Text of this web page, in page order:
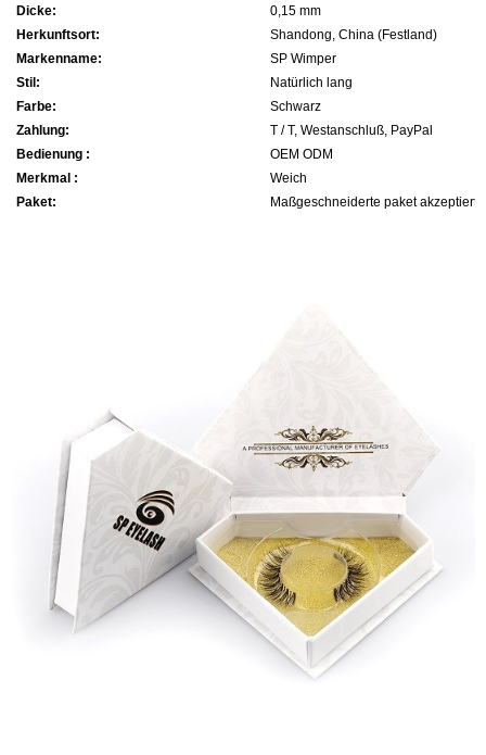
Dicke:
0,15 mm
Herkunftsort:
Shandong, China (Festland)
Markenname:
SP Wimper
Stil:
Natürlich lang
Farbe:
Schwarz
Zahlung:
T / T, Westanschluß, PayPal
Bedienung :
OEM ODM
Merkmal :
Weich
Paket:
Maßgeschneiderte paket akzeptiert